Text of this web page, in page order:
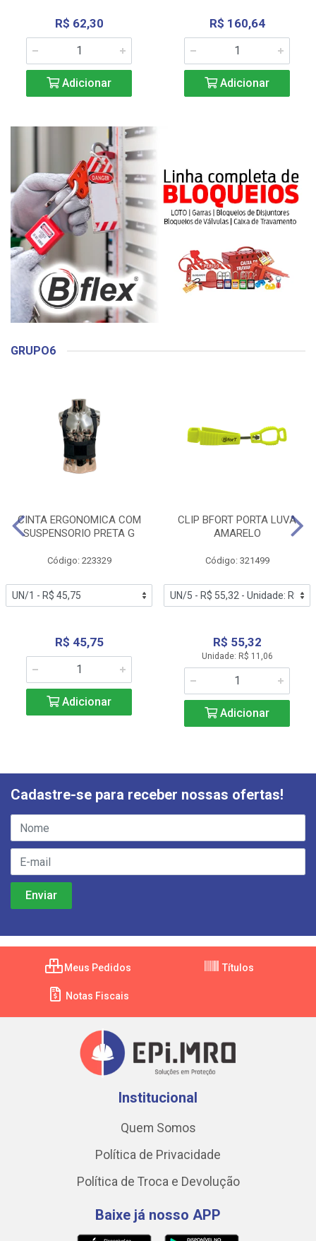
R$ 62,30
Adicionar
R$ 160,64
Adicionar
GRUPO6
CINTA ERGONOMICA COM
SUSPENSORIO PRETA G
Código: 223329
R$ 45,75
Adicionar
CLIP BFORT PORTA LUVA
AMARELO
Código: 321499
R$ 55,32
Unidade: R$ 11,06
Adicionar
Cadastre-se para receber nossas ofertas!
Meus Pedidos Títulos
Notas Fiscais
Institucional
Quem Somos
Política de Privacidade
Política de Troca e Devolução
Baixe já nosso APP